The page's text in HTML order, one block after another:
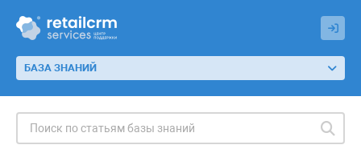
БАЗА ЗНАНИЙ